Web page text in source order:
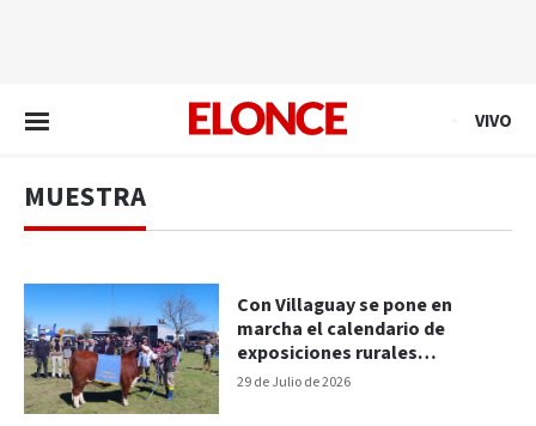
VIVO
MUESTRA
29 de Julio de 2026
Con Villaguay se pone en
marcha el calendario de
exposiciones rurales
entrerrianas